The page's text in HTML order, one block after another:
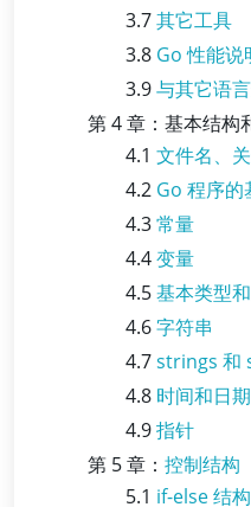
3.7其它工具
3.8 Go 性能说
3.9与其它语
第 4 章：基本结构
4.1 文件名、
4.2 Go 程序的
4.3常量
4.4变量
4.5基本类型
4.6字符串
4.7strings 和
4.8 时间和日期
4.9指针
第 5 章： 控制结构
5.1 if-else 结构